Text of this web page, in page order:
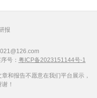
报
号： 粤ICP备2023151144号-1
和报告不愿意在我们平台展示，
！